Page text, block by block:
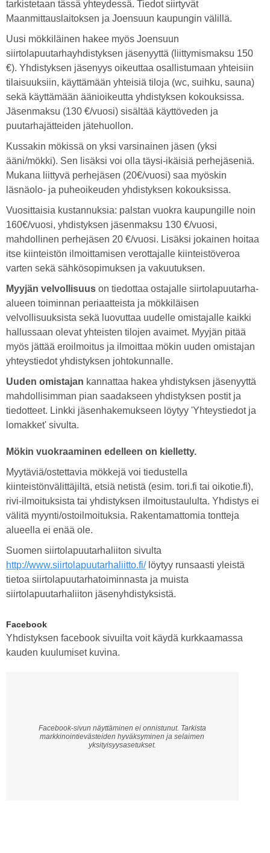
tarkistetaan tässä yhteydessä. Tiedot siirtyvät
Maanmittauslaitoksen ja Joensuun kaupungin välillä.
Uusi mökkiläinen hakee myös Joensuun
siirtolapuutarhayhdistyksen jäsenyyttä (liittymismaksu 150
€). Yhdistyksen jäsenyys oikeuttaa osallistumaan yhteisiin
tilaisuuksiin, käyttämään yhteisiä tiloja (wc, suihku, sauna)
sekä käyttämään äänioikeutta yhdistyksen kokouksissa.
Jäsenmaksu (130 €/vuosi) sisältää käyttöveden ja
puutarhajätteiden jätehuollon.
Kussakin mökissä on yksi varsinainen jäsen (yksi
ääni/mökki). Sen lisäksi voi olla täysi-ikäisiä perhejäseniä.
Mukana liittyvä perhejäsen (20€/vuosi) saa myöskin
läsnäolo- ja puheoikeuden yhdistyksen kokouksissa.
Vuosittaisia kustannuksia: palstan vuokra kaupungille noin
160€/vuosi, yhdistyksen jäsenmaksu 130 €/vuosi,
mahdollinen perhejäsen 20 €/vuosi. Lisäksi jokainen hoitaa
itse kiinteistön ilmoittamisen verottajalle kiinteistöveroa
varten sekä sähkösopimuksen ja vakuutuksen.
Myyjän velvollisuus on tiedottaa ostajalle siirtolapuutarha-
alueen toiminnan periaatteista ja mökkiläisen
velvollisuuksista sekä luovuttaa uudelle omistajalle kaikki
hallussaan olevat yhteisten tilojen avaimet. Myyjän pitää
myös jättää eroilmoitus ja ilmoittaa mökin uuden omistajan
yhteystiedot yhdistyksen johtokunnalle.
Uuden omistajan kannattaa hakea yhdistyksen jäsenyyttä
mahdollisimman pian saadakseen yhdistyksen postit ja
tiedotteet. Linkki jäsenhakemukseen löytyy 'Yhteystiedot ja
lomakket' sivulta.
Mökin vuokraaminen edelleen on kielletty.
Myytäviä/ostettavia mökkejä voi tiedustella
kiinteistönvälittäjiltä, etsiä netistä (esim. tori.fi tai oikotie.fi),
rivi-ilmoituksista tai yhdistyksen ilmoitustaululta. Yhdistys ei
välitä myynti/ostoilmoituksia. Rakentamattomia tontteja
alueella ei enää ole.
Suomen siirtolapuutarhaliiton sivulta
http://www.siirtolapuutarhaliitto.fi/löytyy runsaasti yleistä
tietoa siirtolapuutarhatoiminnasta ja muista
siirtolapuutarhaliiton jäsenyhdistyksistä.
Facebook
Yhdistyksen facebook sivuilta voit käydä kurkkaamassa
kauden kuulumiset kuvina.
Facebook-sivun näyttäminen ei onnistunut. Tarkista
markkinointievästeiden hyväksyminen ja selaimen
yksityisyysasetukset.